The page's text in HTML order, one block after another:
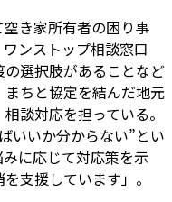
空き家所有者の困り事
ンストップ相談窓口
選択肢があることなど
ちと協定を結んだ地元
談対応を担っている。
いいか分からない”とい
に応じて対応策を示
支援しています」。